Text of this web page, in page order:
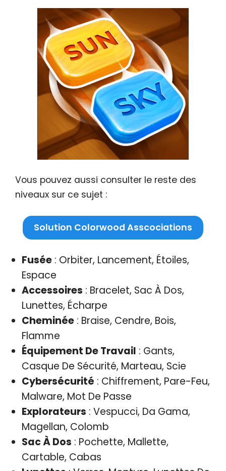
Vous pouvez aussi consulter le reste des
niveaux sur ce sujet :
Solution Colorwood Asscociations
Fusée: Orbiter, Lancement, Étoiles,
Espace
Accessoires : Bracelet, Sac À Dos,
Lunettes, Écharpe
Cheminée: Braise, Cendre, Bois,
Flamme
Équipement De Travail : Gants,
Casque De Sécurité, Marteau, Scie
Cybersécurité : Chiffrement, Pare-Feu,
Malware, Mot De Passe
Explorateurs : Vespucci, Da Gama,
Magellan, Colomb
Sac À Dos : Pochette, Mallette,
Cartable, Cabas